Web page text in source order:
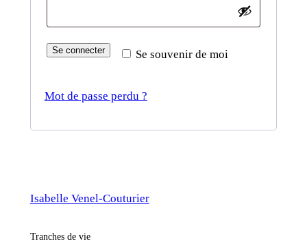
Se souvenir de moi
Se connecter
Mot de passe perdu ?
Isabelle Venel-Couturier
Tranches de vie